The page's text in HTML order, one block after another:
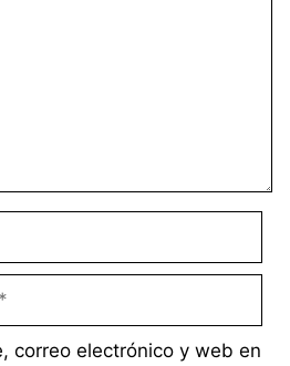
correo electrónico y web en